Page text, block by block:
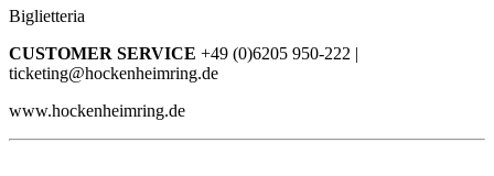
Biglietteria
CUSTOMER SERVICE +49 (0)6205 950-222 |
ticketing@hockenheimring.de
www.hockenheimring.de